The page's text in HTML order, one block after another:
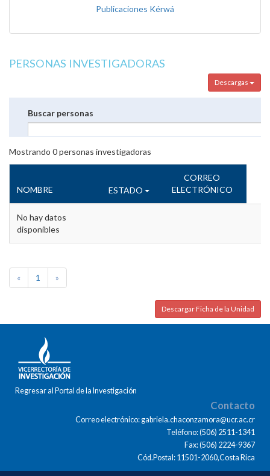
Publicaciones Kérwá
PERSONAS INVESTIGADORAS
Descargas
Buscar personas
Mostrando 0personas investigadoras
NOMBRE ESTADO
CORREO
ELECTRÓNICO
No hay datos
disponibles
« 1 »
Descargar Ficha de la Unidad
Regresar al Portal de la Investigación
Contacto
Correo electrónico: gabriela.chaconzamora@ucr.ac.cr
Teléfono: (506) 2511-1341
Fax: (506) 2224-9367
Cód.Postal: 11501-2060,Costa Rica